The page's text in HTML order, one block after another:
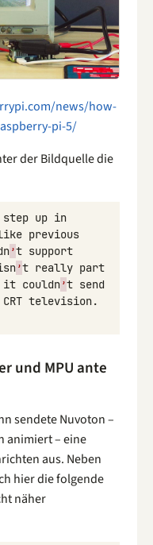
news/how-
pi-5/
der Bildquelle die
step up in
previous
’t support
’t really part
it couldn’t send
CRT television.
und MPU ante
sendete Nuvoton –
animiert – eine
aus. Neben
hier die folgende
näher